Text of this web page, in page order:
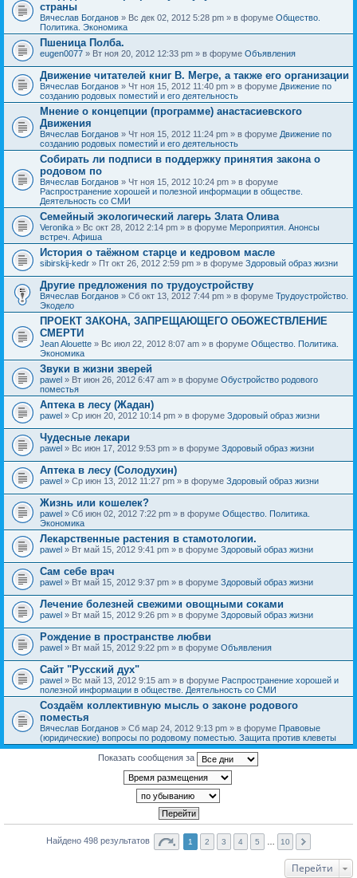
страны
Вячеслав Богданов » Вс дек 02, 2012 5:28 pm » в форуме Общество.
Политика. Экономика
Пшеница Полба.
eugen0077 » Вт ноя 20, 2012 12:33 pm » в форуме Объявления
Движение читателей книг В. Мегре, а также его организации
Вячеслав Богданов » Чт ноя 15, 2012 11:40 pm » в форуме Движение по
созданию родовых поместий и его деятельность
Мнение о концепции (программе) анастасиевского
Движения
Вячеслав Богданов » Чт ноя 15, 2012 11:24 pm » в форуме Движение по
созданию родовых поместий и его деятельность
Собирать ли подписи в поддержку принятия закона о
родовом по
Вячеслав Богданов » Чт ноя 15, 2012 10:24 pm » в форуме
Распространение хорошей и полезной информации в обществе.
Деятельность со СМИ
Семейный экологический лагерь Злата Олива
Veronika » Вс окт 28, 2012 2:14 pm » в форуме Мероприятия. Анонсы
встреч. Афиша
История о таёжном старце и кедровом масле
sibirskij-kedr » Пт окт 26, 2012 2:59 pm » в форуме Здоровый образ жизни
Другие предложения по трудоустройству
Вячеслав Богданов » Сб окт 13, 2012 7:44 pm » в форуме Трудоустройство.
Экодело
ПРОЕКТ ЗАКОНА, ЗАПРЕЩАЮЩЕГО ОБОЖЕСТВЛЕНИЕ
СМЕРТИ
Jean Alouette » Вс июл 22, 2012 8:07 am » в форуме Общество. Политика.
Экономика
Звуки в жизни зверей
pawel » Вт июн 26, 2012 6:47 am » в форуме Обустройство родового
поместья
Аптека в лесу (Жадан)
pawel » Ср июн 20, 2012 10:14 pm » в форуме Здоровый образ жизни
Чудесные лекари
pawel » Вс июн 17, 2012 9:53 pm » в форуме Здоровый образ жизни
Аптека в лесу (Солодухин)
pawel » Ср июн 13, 2012 11:27 pm » в форуме Здоровый образ жизни
Жизнь или кошелек?
pawel » Сб июн 02, 2012 7:22 pm » в форуме Общество. Политика.
Экономика
Лекарственные растения в стамотологии.
pawel » Вт май 15, 2012 9:41 pm » в форуме Здоровый образ жизни
Сам себе врач
pawel » Вт май 15, 2012 9:37 pm » в форуме Здоровый образ жизни
Лечение болезней свежими овощными соками
pawel » Вт май 15, 2012 9:26 pm » в форуме Здоровый образ жизни
Рождение в пространстве любви
pawel » Вт май 15, 2012 9:22 pm » в форуме Объявления
Сайт "Русский дух"
pawel » Вс май 13, 2012 9:15 am » в форуме Распространение хорошей и
полезной информации в обществе. Деятельность со СМИ
Создаём коллективную мысль о законе родового
поместья
Вячеслав Богданов » Сб мар 24, 2012 9:13 pm » в форуме Правовые
(юридические) вопросы по родовому поместью. Защита против клеветы
Показать сообщения за
Найдено 498 результатов 1 2 3 4 5 10
Перейти